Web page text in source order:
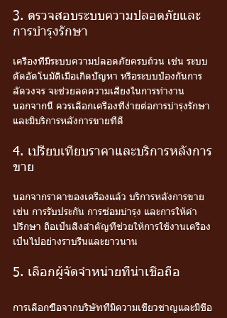
3. ตรวจสอบระบบความปลอดภัยและ
การบำรุงรักษา
เครื่องที่มีระบบความปลอดภัยครบถ้วน เช่น ระบบ
ตัดอัตโนมัติเมื่อเกิดปัญหา หรือระบบป้องกันการ
ลัดวงจร จะช่วยลดความเสี่ยงในการทำงาน
นอกจากนี้ ควรเลือกเครื่องที่ง่ายต่อการบำรุงรักษา
และมีบริการหลังการขายที่ดี
4. เปรียบเทียบราคาและบริการหลังการ
ขาย
นอกจากราคาของเครื่องแล้ว บริการหลังการขาย
เช่น การรับประกัน การซ่อมบำรุง และการให้คำ
ปรึกษา ถือเป็นสิ่งสำคัญที่ช่วยให้การใช้งานเครื่อง
เป็นไปอย่างราบรื่นและยาวนาน
5. เลือกผู้จัดจำหน่ายที่น่าเชื่อถือ
การเลือกซื้อจากบริษัทที่มีความเชี่ยวชาญและมีชื่อ